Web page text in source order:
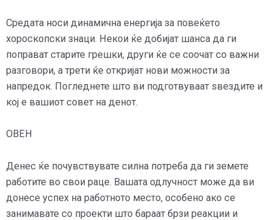
Средата носи динамична енергија за повеќето
хороскопски знаци. Некои ќе добијат шанса да ги
поправат старите грешки, други ќе се соочат со важни
разговори, а трети ќе откријат нови можности за
напредок. Погледнете што ви подготвуваат ѕвездите и
кој е вашиот совет на денот.
ОВЕН
Денес ќе почувствувате силна потреба да ги земете
работите во свои раце. Вашата одлучност може да ви
донесе успех на работното место, особено ако се
занимавате со проекти што бараат брзи реакции и